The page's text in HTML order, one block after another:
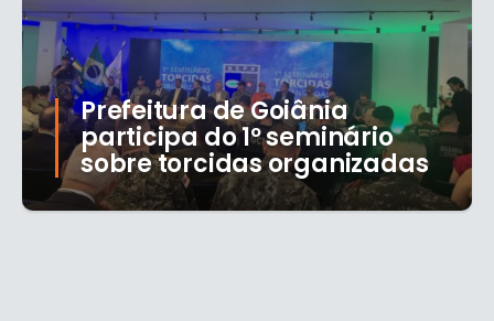
Prefeitura de Goiânia
participa do 1º seminário
sobre torcidas organizadas